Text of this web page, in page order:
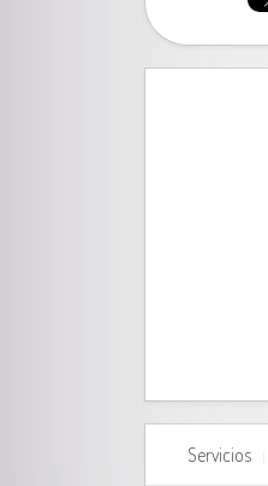
Servicios